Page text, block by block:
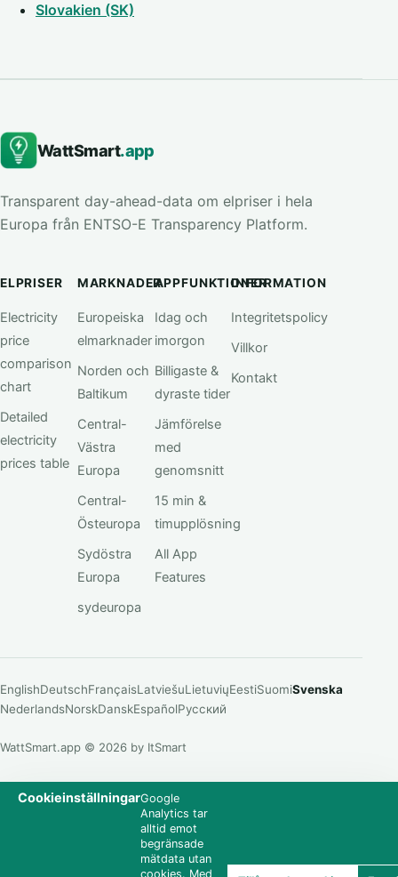
CookieinställningarGoogle
Analytics tar
alltid emot
begränsade
mätdata utan
cookies. Med
Slovakien (SK)
WattSmart.app
Transparent day-ahead-data om elpriser i hela
Europa från ENTSO-E Transparency Platform.
ELPRISER
Electricity
price
comparison
chart
Detailed
electricity
prices table
MARKNADER
Europeiska
elmarknader
Norden och
Baltikum
Central-
Västra
Europa
Central-
Östeuropa
Sydöstra
Europa
sydeuropa
APPFUNKTIONER
Idag och
imorgon
Billigaste &
dyraste tider
Jämförelse
med
genomsnitt
15 min &
timupplösning
All App
Features
INFORMATION
Integritetspolicy
Villkor
Kontakt
EnglishDeutschFrançaisLatviešuLietuviųEestiSuomiSvenska
NederlandsNorskDanskEspañolРусский
WattSmart.app © 2026 by ItSmart